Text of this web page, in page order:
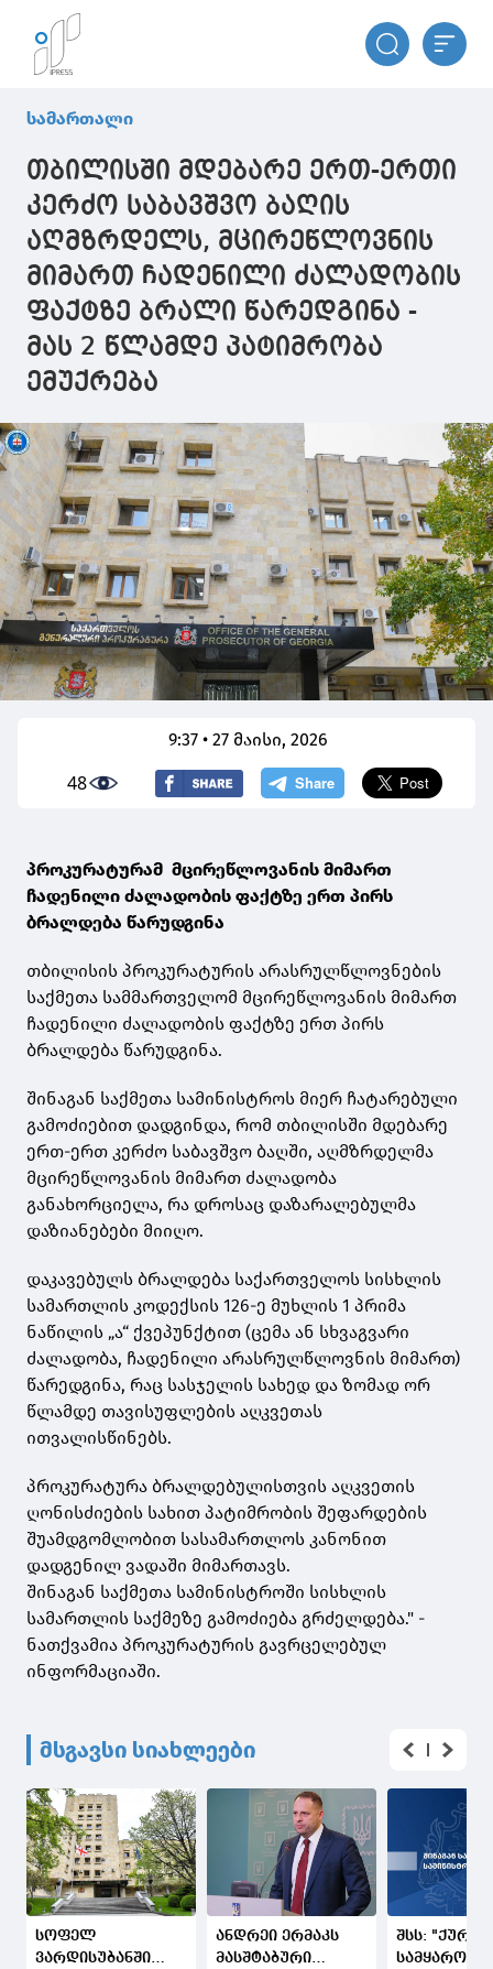
სამართალი
თბილისში მდებარე ერთ-ერთი
კერძო საბავშვო ბაღის
აღმზრდელს, მცირეწლოვნის
მიმართ ჩადენილი ძალადობის
ფაქტზე ბრალი წარედგინა -
მას 2 წლამდე პატიმრობა
ემუქრება
9:37 • 27 მაისი, 2026
48
პროკურატურამ მცირეწლოვანის მიმართ
ჩადენილი ძალადობის ფაქტზე ერთ პირს
ბრალდება წარუდგინა
თბილისის პროკურატურის არასრულწლოვნების
საქმეთა სამმართველომ მცირეწლოვანის მიმართ
ჩადენილი ძალადობის ფაქტზე ერთ პირს
ბრალდება წარუდგინა.
შინაგან საქმეთა სამინისტროს მიერ ჩატარებული
გამოძიებით დადგინდა, რომ თბილისში მდებარე
ერთ-ერთ კერძო საბავშვო ბაღში, აღმზრდელმა
მცირეწლოვანის მიმართ ძალადობა
განახორციელა, რა დროსაც დაზარალებულმა
დაზიანებები მიიღო.
დაკავებულს ბრალდება საქართველოს სისხლის
სამართლის კოდექსის 126-ე მუხლის 1 პრიმა
ნაწილის „ა“ ქვეპუნქტით (ცემა ან სხვაგვარი
ძალადობა, ჩადენილი არასრულწლოვნის მიმართ)
წარედგინა, რაც სასჯელის სახედ და ზომად ორ
წლამდე თავისუფლების აღკვეთას
ითვალისწინებს.
პროკურატურა ბრალდებულისთვის აღკვეთის
ღონისძიების სახით პატიმრობის შეფარდების
შუამდგომლობით სასამართლოს კანონით
დადგენილ ვადაში მიმართავს.
შინაგან საქმეთა სამინისტროში სისხლის
სამართლის საქმეზე გამოძიება გრძელდება." -
ნათქვამია პროკურატურის გავრცელებულ
ინფორმაციაში.
მსგავსი სიახლეები
სოფელ
ვარდისუბანში
ანდრეი ერმაკს
მასშტაბური
შსს: